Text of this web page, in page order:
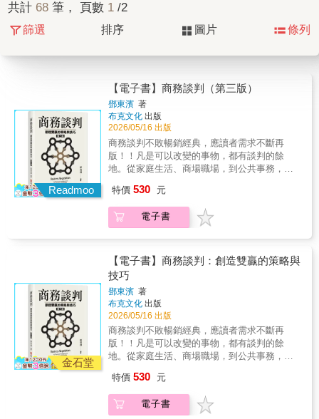
共計 68 筆， 頁數 1 /2
篩選 排序 圖片 條列
Readmoo
【電子書】商務談判（第三版）
鄧東濱 著
布克文化 出版
2026/05/16 出版
商務談判不敗暢銷經典，應讀者需求不斷再
版！！凡是可以改變的事物，都有談判的餘
地。從家庭生活、商場職場，到公共事務，只
力，讓你於公於私無往不利！收錄83則在商場
及職場經常可接觸到的談判案例，並搭配行家
對該等案例之詳盡解析說明，讓你學得更廣更
意」的過程。本書能幫助您從根本導正談判迷
思，將談判能力從「受蹂躪的羔羊」提升至
「卓越的談判者」。誰需要閱讀《商務談
判》？職場人士：需要向雇主要求加薪、向客
戶要求縮短票期或向供應商要求折價的業務、
採購與經營者。一般大眾：在生活中需要向父
母要求零用錢、向老師討論考試範圍，甚至與
配偶溝通的每一個人。對人際影響力有興趣
者：想要學習「不戰而屈人之兵」，透過心理
透視與策略布局達成目標的人。讀完《商務談
是贏家」或「準備周全就不會被嚇到」等常見
錯誤觀念。完整的準備流程：學會談判前的8大
特價 530 元
電子書
金石堂
【電子書】商務談判：創造雙贏的策略與
技巧
鄧東濱 著
布克文化 出版
2026/05/16 出版
商務談判不敗暢銷經典，應讀者需求不斷再
版！！凡是可以改變的事物，都有談判的餘
地。從家庭生活、商場職場，到公共事務，只
力，讓你於公於私無往不利！收錄83則在商場
及職場經常可接觸到的談判案例，並搭配行家
對該等案例之詳盡解析說明，讓你學得更廣更
特價 530 元
電子書